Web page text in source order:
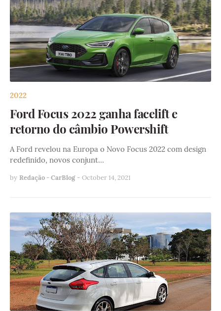
2022
Ford Focus 2022 ganha facelift e
retorno do câmbio Powershift
A Ford revelou na Europa o Novo Focus 2022 com design
redefinido, novos conjunt…
by Redação - CarBlog - October 14, 2021